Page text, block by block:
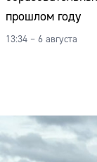
прошлом году
13:34 – 6 августа